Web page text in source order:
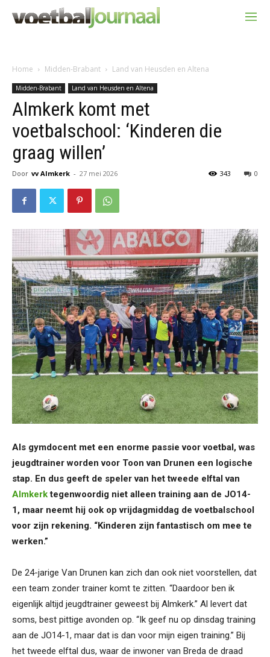
Home Midden-Brabant Land van Heusden en Altena
Midden-Brabant Land van Heusden en Altena
Almkerk komt met
voetbalschool: ‘Kinderen die
graag willen’
Door vv Almkerk - 27 mei 2026 0
343
Als gymdocent met een enorme passie voor voetbal, was
jeugdtrainer worden voor Toon van Drunen een logische
stap. En dus geeft de speler van het tweede elftal van
Almkerktegenwoordig niet alleen training aan de JO14-
1, maar neemt hij ook op vrijdagmiddag de voetbalschool
voor zijn rekening. “Kinderen zijn fantastisch om mee te
werken.”
De 24-jarige Van Drunen kan zich dan ook niet voorstellen, dat
een team zonder trainer komt te zitten. “Daardoor ben ik
eigenlijk altijd jeugdtrainer geweest bij Almkerk.” Al levert dat
soms, best pittige avonden op. “Ik geef nu op dinsdag training
aan de JO14-1, maar dat is dan voor mijn eigen training.” Bij
het tweede elftal dus, waar de inwoner van Breda de draad